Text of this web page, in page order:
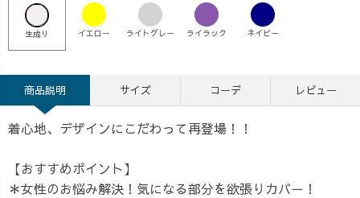
生成り イエロー ライトグレー ライラック ネイビー
商品説明 サイズ コーデ レビュー
着心地、デザインにこだわって再登場！！
【おすすめポイント】
＊女性のお悩み解決！気になる部分を欲張りカバー！